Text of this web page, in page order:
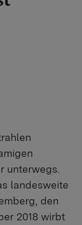
unterwegs.
landesweite
den
2018 wirbt